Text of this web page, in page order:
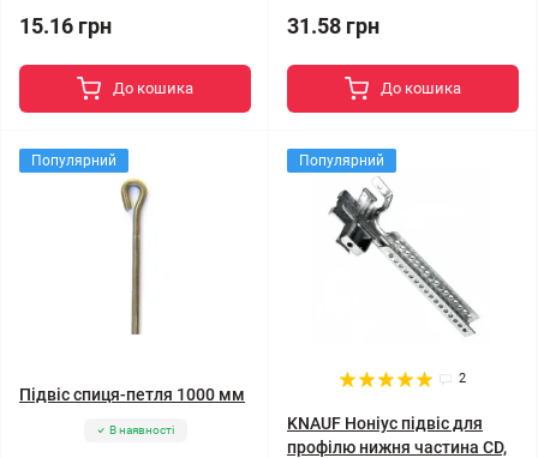
15.16 грн
До кошика
31.58 грн
До кошика
Популярний
Підвіс спиця-петля 1000 мм
В наявності
Популярний
2
KNAUF Ноніус підвіс для
профілю нижня частина CD,